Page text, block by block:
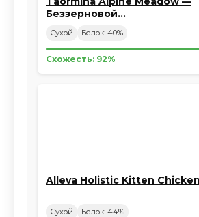
Беззерновой…
Сухой Белок: 40%
Схожесть: 92%
Alleva Holistic Kitten
Сухой Белок: 44%